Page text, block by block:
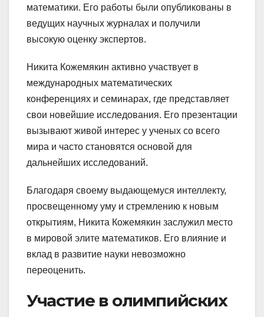
математики. Его работы были опубликованы в
ведущих научных журналах и получили
высокую оценку экспертов.
Никита Кожемякин активно участвует в
международных математических
конференциях и семинарах, где представляет
свои новейшие исследования. Его презентации
вызывают живой интерес у ученых со всего
мира и часто становятся основой для
дальнейших исследований.
Благодаря своему выдающемуся интеллекту,
просвещенному уму и стремлению к новым
открытиям, Никита Кожемякин заслужил место
в мировой элите математиков. Его влияние и
вклад в развитие науки невозможно
переоценить.
Участие в олимпийских